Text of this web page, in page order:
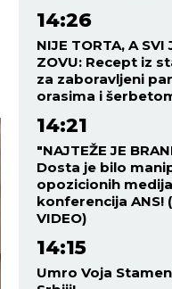
14:26
NIJE TORTA, A SVI
ZOVU: Recept iz
za zaboravljeni
orasima i
14:21
"NAJTEŽE JE
Dosta je bilo
opozicionih
konferencija ANS!
VIDEO)
14:15
Umro Voja